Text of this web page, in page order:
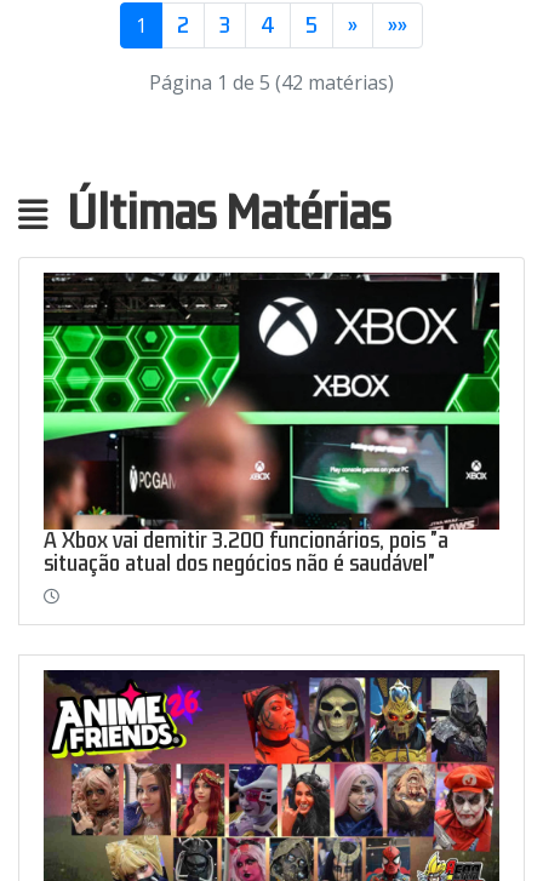
1 2 3 4 5 » »»
Página 1 de 5 (42 matérias)
Últimas Matérias
A Xbox vai demitir 3.200 funcionários, pois "a
situação atual dos negócios não é saudável"